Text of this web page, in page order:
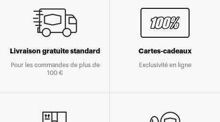
Livraison gratuite standard
Pour les commandes de plus de
100 €
Cartes-cadeaux
Exclusivité en ligne